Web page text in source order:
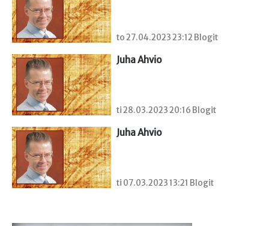
to 27.04.2023 23:12 Blogit
Juha Ahvio
ti 28.03.2023 20:16 Blogit
Juha Ahvio
ti 07.03.2023 13:21 Blogit